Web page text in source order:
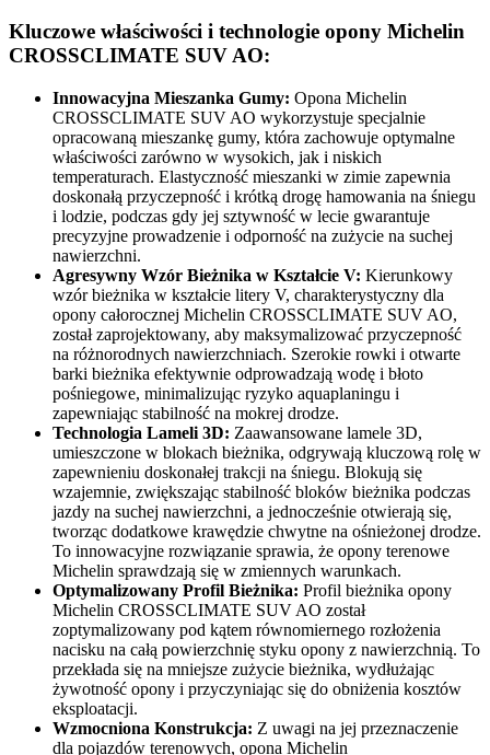
Kluczowe właściwości i technologie opony Michelin
CROSSCLIMATE SUV AO:
Innowacyjna Mieszanka Gumy: Opona Michelin
CROSSCLIMATE SUV AO wykorzystuje specjalnie
opracowaną mieszankę gumy, która zachowuje optymalne
właściwości zarówno w wysokich, jak i niskich
temperaturach. Elastyczność mieszanki w zimie zapewnia
doskonałą przyczepność i krótką drogę hamowania na śniegu
i lodzie, podczas gdy jej sztywność w lecie gwarantuje
precyzyjne prowadzenie i odporność na zużycie na suchej
nawierzchni.
Agresywny Wzór Bieżnika w Kształcie V: Kierunkowy
wzór bieżnika w kształcie litery V, charakterystyczny dla
opony całorocznej Michelin CROSSCLIMATE SUV AO,
został zaprojektowany, aby maksymalizować przyczepność
na różnorodnych nawierzchniach. Szerokie rowki i otwarte
barki bieżnika efektywnie odprowadzają wodę i błoto
pośniegowe, minimalizując ryzyko aquaplaningu i
zapewniając stabilność na mokrej drodze.
Technologia Lameli 3D: Zaawansowane lamele 3D,
umieszczone w blokach bieżnika, odgrywają kluczową rolę w
zapewnieniu doskonałej trakcji na śniegu. Blokują się
wzajemnie, zwiększając stabilność bloków bieżnika podczas
jazdy na suchej nawierzchni, a jednocześnie otwierają się,
tworząc dodatkowe krawędzie chwytne na ośnieżonej drodze.
To innowacyjne rozwiązanie sprawia, że opony terenowe
Michelin sprawdzają się w zmiennych warunkach.
Optymalizowany Profil Bieżnika: Profil bieżnika opony
Michelin CROSSCLIMATE SUV AO został
zoptymalizowany pod kątem równomiernego rozłożenia
nacisku na całą powierzchnię styku opony z nawierzchnią. To
przekłada się na mniejsze zużycie bieżnika, wydłużając
żywotność opony i przyczyniając się do obniżenia kosztów
eksploatacji.
Wzmocniona Konstrukcja: Z uwagi na jej przeznaczenie
dla pojazdów terenowych, opona Michelin